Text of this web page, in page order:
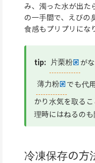
み、濁った水が出た
の一手間で、えびの
食感もプリプリにな
tip: 片栗粉 が
薄力粉
でも代
かり水気を取る
理時にはねるのも
冷凍保存の方